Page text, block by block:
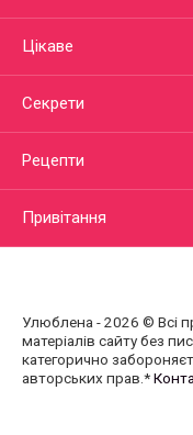
Цікаве
Секрети
Рецепти
Привітання
Улюблена - 2026 © Всі
матеріалів сайту без
категорично
авторських прав.*